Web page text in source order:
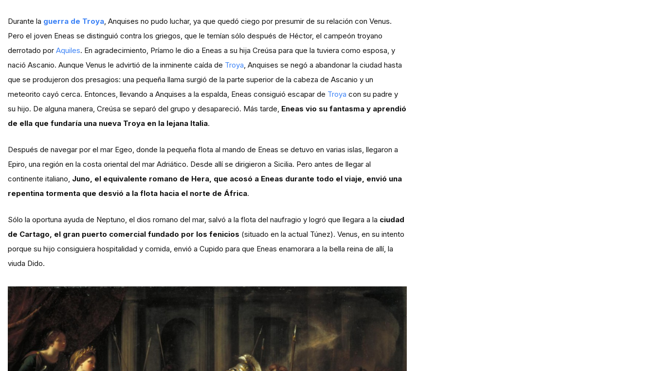
Durante la guerra de Troya, Anquises no pudo luchar, ya que quedó ciego por presumir de su relación con Venus.
Pero el joven Eneas se distinguió contra los griegos, que le temían sólo después de Héctor, el campeón troyano
derrotado por Aquiles. En agradecimiento, Príamo le dio a Eneas a su hija Creúsa para que la tuviera como esposa, y
nació Ascanio. Aunque Venus le advirtió de la inminente caída de Troya, Anquises se negó a abandonar la ciudad hasta
que se produjeron dos presagios: una pequeña llama surgió de la parte superior de la cabeza de Ascanio y un
meteorito cayó cerca. Entonces, llevando a Anquises a la espalda, Eneas consiguió escapar de Troya con su padre y
su hijo. De alguna manera, Creúsa se separó del grupo y desapareció. Más tarde, Eneas vio su fantasma y aprendió
de ella que fundaría una nueva Troya en la lejana Italia.
Después de navegar por el mar Egeo, donde la pequeña flota al mando de Eneas se detuvo en varias islas, llegaron a
Epiro, una región en la costa oriental del mar Adriático. Desde allí se dirigieron a Sicilia. Pero antes de llegar al
continente italiano, Juno, el equivalente romano de Hera, que acosó a Eneas durante todo el viaje, envió una
repentina tormenta que desvió a la flota hacia el norte de África.
Sólo la oportuna ayuda de Neptuno, el dios romano del mar, salvó a la flota del naufragio y logró que llegara a la ciudad
de Cartago, el gran puerto comercial fundado por los fenicios (situado en la actual Túnez). Venus, en su intento
porque su hijo consiguiera hospitalidad y comida, envió a Cupido para que Eneas enamorara a la bella reina de allí, la
viuda Dido.